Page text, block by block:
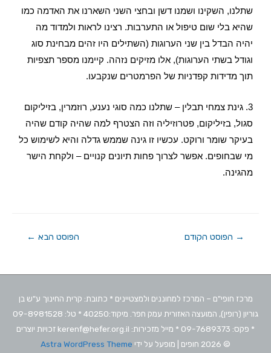
שתלנו, השקינו ושמנו דשן ובחצי השני השארנו את האדמה כמו
שהיא בלי שום טיפול או התערבות. רצינו לראות ולמדוד מה
יהיה הבדל בין שני הערוגות (השתילים היו זהים מבחינת סוג
וגודל בשתי הערוגות), אלו מזיקים נזהה. קיימנו מספר תצפיות
תוך מדידות קפדניות של הפרמטרים שנקבעו.
3. גינת צמחי תבלין – שתלנו כמה סוגי נענע, רוזמרין, בזיליקום
סגול, בזיליקום, פטרוזיליה וזה הצטרף למה שהיה קודם שהיה
בעיקר שומר ורוקט. עכשיו זו גינה שממש גדלה והיא לשימוש כל
מי שבחופים. אפשר לצרוך פחות תיונים קנויים – ולקחת הישר
מהגינה.
→ הפוסט הקודם הפוסט הבא ←
מרכז חופי"ם – המרכז למחוננים ולמצטיינים * כתובת: קרית החינוך ע"ש בן
גוריון (רופין), המועצה האזורית עמק חפר. מיקוד:40250 * טל: 09-8981528
* פקס: 09-7689373 * מייל מזכירות: kerenf@hefer.org.il זכויות יוצרים
© 2026
חופים | מופעל על ידי Astra WordPress Theme